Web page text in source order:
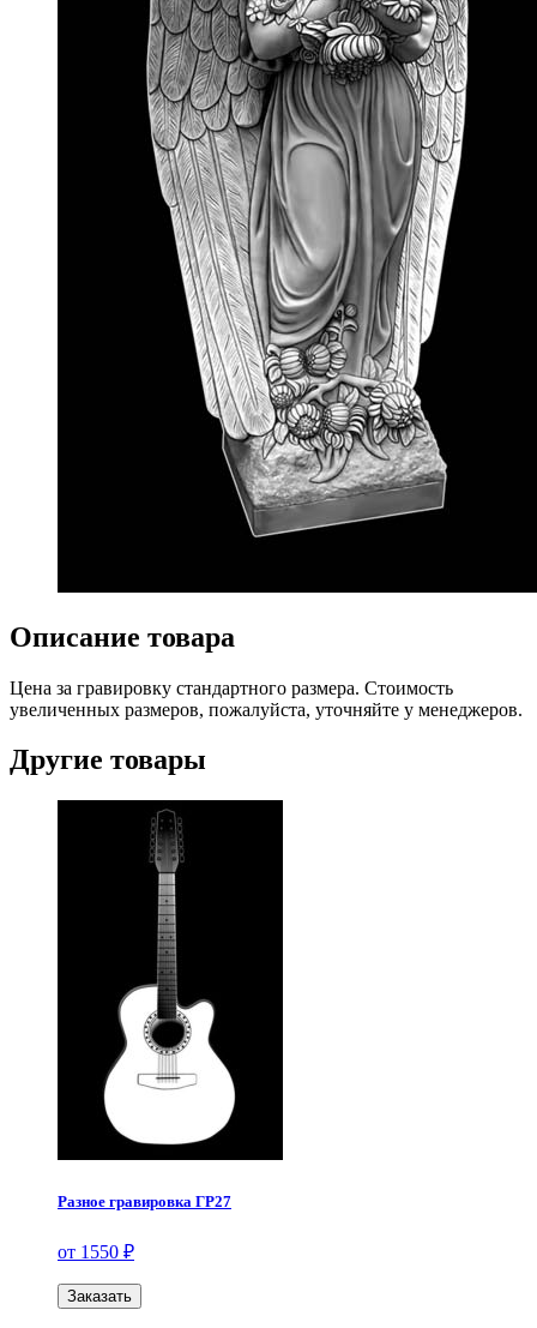
Описание товара
Цена за гравировку стандартного размера. Стоимость
увеличенных размеров, пожалуйста, уточняйте у менеджеров.
Другие товары
Разное гравировка ГР27
от 1550 ₽
Заказать